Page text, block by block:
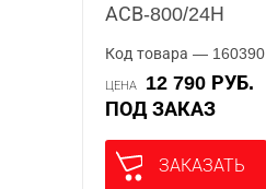
АСВ-800/24Н
Код товара — 160390
ЦЕНА
12 790 РУБ.
ПОД ЗАКАЗ
ЗАКАЗАТЬ